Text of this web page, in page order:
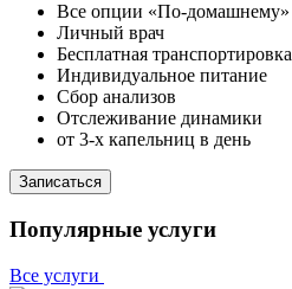
Все опции «По-домашнему»
Личный врач
Бесплатная транспортировка
Индивидуальное питание
Сбор анализов
Отслеживание динамики
от 3-х капельниц в день
Записаться
Популярные услуги
Все услуги